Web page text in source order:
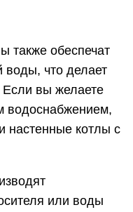
также обеспечат
воды, что делает
вы желаете
водоснабжением,
настенные котлы с
или воды